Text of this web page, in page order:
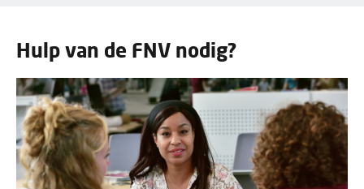
Hulp van de FNV nodig?